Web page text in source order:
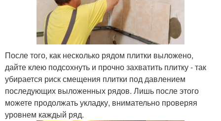
После того, как несколько рядом плитки выложено,
дайте клею подсохнуть и прочно захватить плитку - так
убирается риск смещения плитки под давлением
последующих выложенных рядов. Лишь после этого
можете продолжать укладку, внимательно проверяя
уровнем каждый ряд.